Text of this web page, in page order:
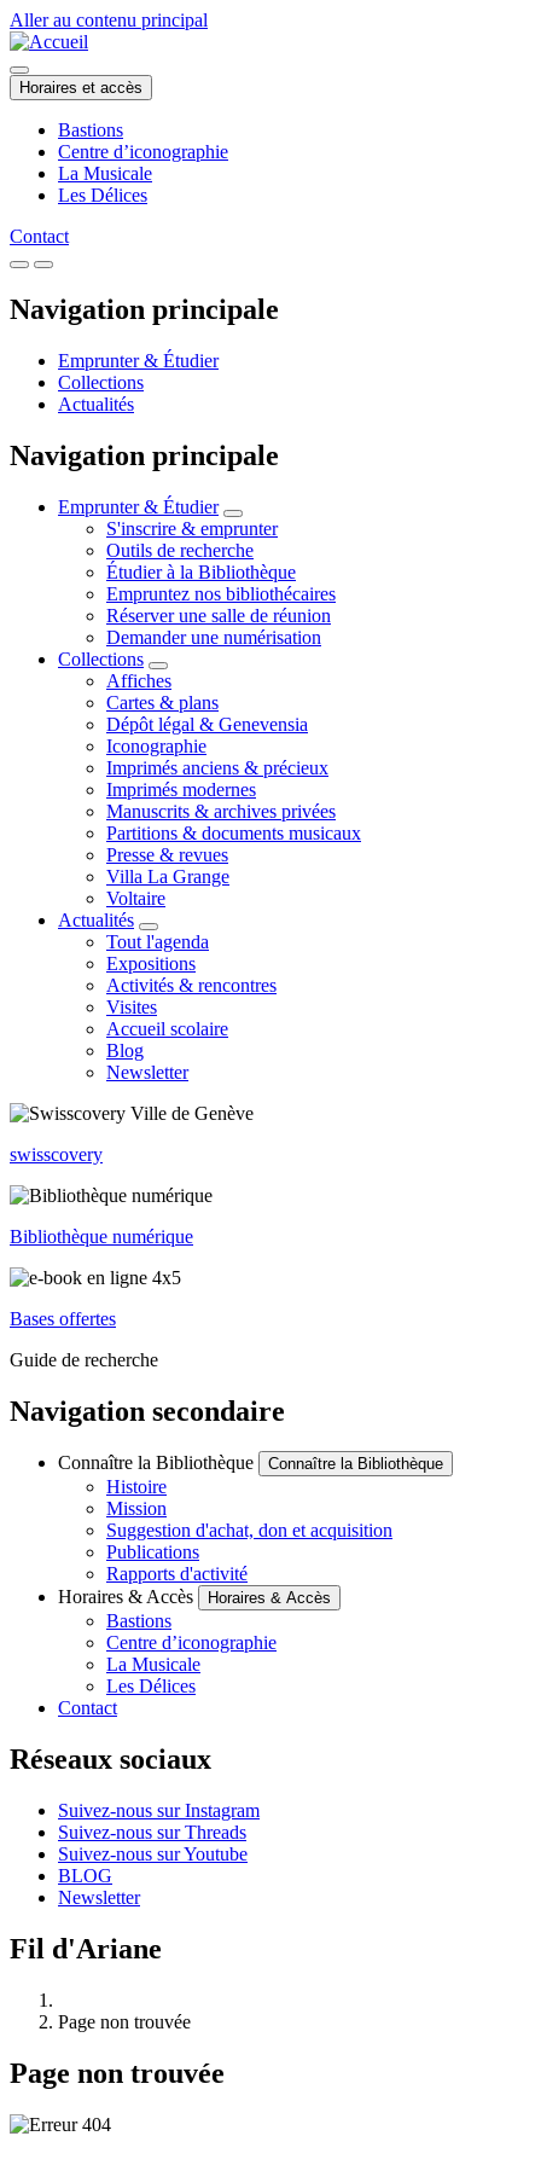
Aller au contenu principal
Horaires et accès
Bastions
Centre d’iconographie
La Musicale
Les Délices
Contact
Navigation principale
Emprunter & Étudier
Collections
Actualités
Navigation principale
Emprunter & Étudier
S'inscrire & emprunter
Outils de recherche
Étudier à la Bibliothèque
Empruntez nos bibliothécaires
Réserver une salle de réunion
Demander une numérisation
Collections
Affiches
Cartes & plans
Dépôt légal & Genevensia
Iconographie
Imprimés anciens & précieux
Imprimés modernes
Manuscrits & archives privées
Partitions & documents musicaux
Presse & revues
Villa La Grange
Voltaire
Actualités
Tout l'agenda
Expositions
Activités & rencontres
Visites
Accueil scolaire
Blog
Newsletter
swisscovery
Bibliothèque numérique
Bases offertes
Guide de recherche
Navigation secondaire
Connaître la Bibliothèque Connaître la Bibliothèque
Histoire
Mission
Suggestion d'achat, don et acquisition
Publications
Rapports d'activité
Horaires & Accès
Horaires & Accès
Bastions
Centre d’iconographie
La Musicale
Les Délices
Contact
Réseaux sociaux
Suivez-nous sur Instagram
Suivez-nous sur Threads
Suivez-nous sur Youtube
BLOG
Newsletter
Fil d'Ariane
Page non trouvée
Page non trouvée